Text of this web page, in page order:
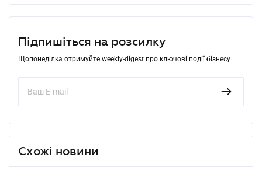
Підпишіться на розсилку
Щопонеділка отримуйте weekly-digest про ключові події бізнесу
Схожі новини